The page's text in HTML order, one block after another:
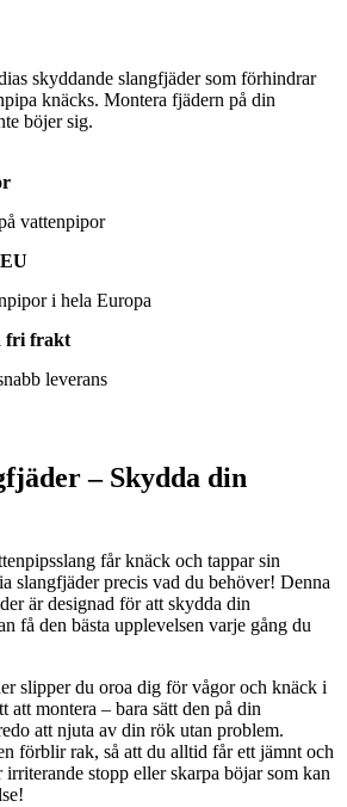
skyddande slangfjäder som förhindrar
knäcks. Montera fjädern på din
böjer sig.
vattenpipor
i hela Europa
fri frakt
leverans
– Skydda din
får knäck och tappar sin
slangfjäder precis vad du behöver! Denna
är designad för att skydda din
få den bästa upplevelsen varje gång du
slipper du oroa dig för vågor och knäck i
att montera – bara sätt den på din
att njuta av din rök utan problem.
förblir rak, så att du alltid får ett jämnt och
stopp eller skarpa böjar som kan